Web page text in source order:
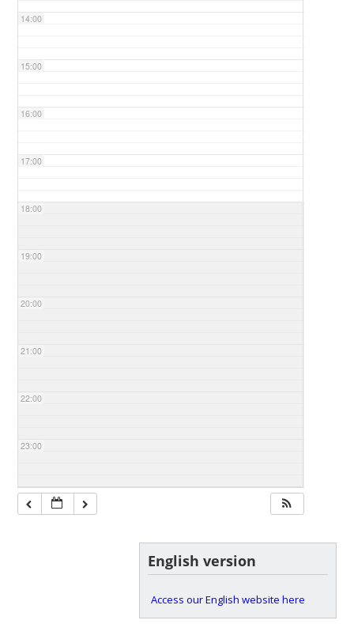
14:00
15:00
16:00
17:00
18:00
19:00
20:00
21:00
22:00
23:00
English version
Access our English website here